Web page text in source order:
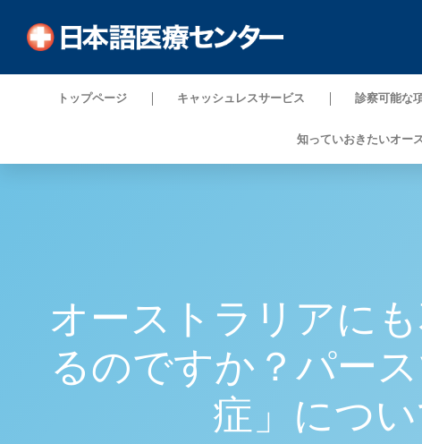
トップページ キャッシュレスサービス 診察可能な
知っていおきたいオー
オーストラリアに
るのですか？パー
症」につ